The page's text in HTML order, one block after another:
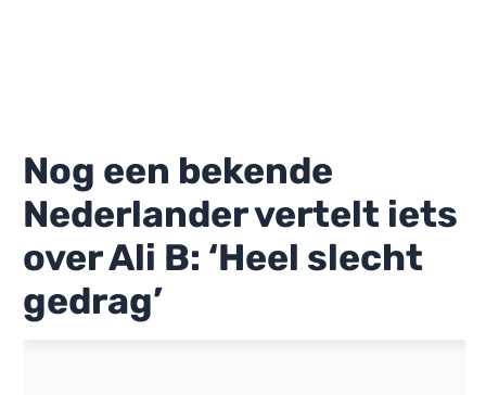
Nog een bekende
Nederlander vertelt iets
over Ali B: ‘Heel slecht
gedrag’